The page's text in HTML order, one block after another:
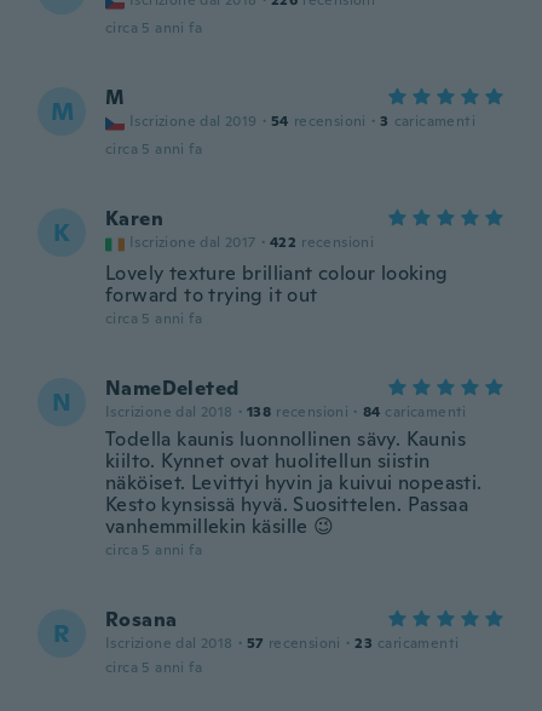
circa 5 anni fa
M M
Iscrizione dal 2019 · 54 recensioni · 3 caricamenti
circa 5 anni fa
K Karen
Iscrizione dal 2017 · 422 recensioni
Lovely texture brilliant colour looking
forward to trying it out
circa 5 anni fa
N NameDeleted
Iscrizione dal 2018 · 138 recensioni · 84 caricamenti
Todella kaunis luonnollinen sävy. Kaunis
kiilto. Kynnet ovat huolitellun siistin
näköiset. Levittyi hyvin ja kuivui nopeasti.
Kesto kynsissä hyvä. Suosittelen. Passaa
vanhemmillekin käsille 😉
circa 5 anni fa
R Rosana
Iscrizione dal 2018 · 57 recensioni · 23 caricamenti
circa 5 anni fa